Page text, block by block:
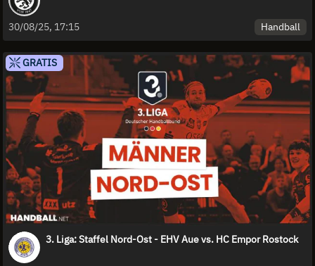
30/08/25, 17:15 Handball
GRATIS
3. Liga: Staffel Nord-Ost - EHV Aue vs. HC Empor Rostock